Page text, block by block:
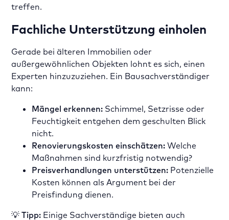
treffen.
Fachliche Unterstützung einholen
Gerade bei älteren Immobilien oder
außergewöhnlichen Objekten lohnt es sich, einen
Experten hinzuzuziehen. Ein Bausachverständiger
kann:
Mängel erkennen: Schimmel, Setzrisse oder
Feuchtigkeit entgehen dem geschulten Blick
nicht.
Renovierungskosten einschätzen: Welche
Maßnahmen sind kurzfristig notwendig?
Preisverhandlungen unterstützen: Potenzielle
Kosten können als Argument bei der
Preisfindung dienen.
💡Tipp: Einige Sachverständige bieten auch